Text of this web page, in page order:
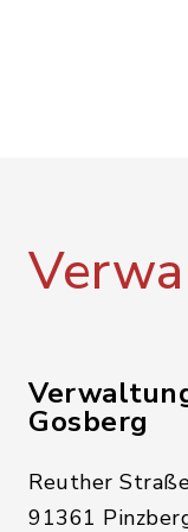
Gosberg
Reuther
91361